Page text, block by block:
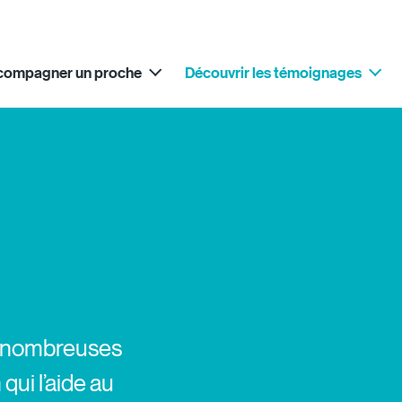
un proche Découvrir les témoignages
l’aide au